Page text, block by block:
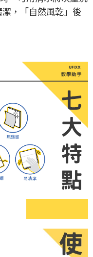
，「自然風亁」後